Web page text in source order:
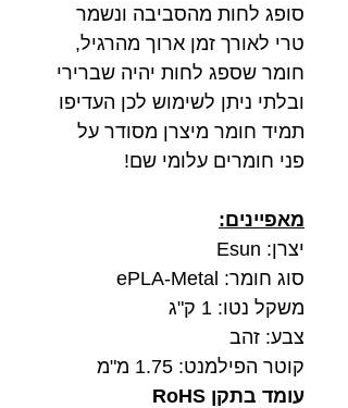
סופג לחות מהסביבה ונשמר
טרי לאורך זמן ארוך מהרגיל,
חומר שספג לחות יהיה שברירי
ובלתי ניתן לשימוש לכן העדיפו
תמיד חומר מיצרן מסודר על
פני חומרים עלומי שם!
מאפיינים:
יצרן: Esun
סוג חומר: ePLA-Metal
משקל נטו: 1 ק"ג
צבע: זהב
קוטר הפילמנט: 1.75 מ"מ
עומד בתקן RoHS